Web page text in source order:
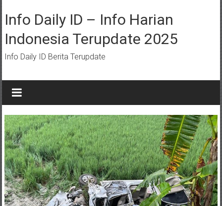
ke
konten
Info Daily ID – Info Harian
Indonesia Terupdate 2025
Info Daily ID Berita Terupdate